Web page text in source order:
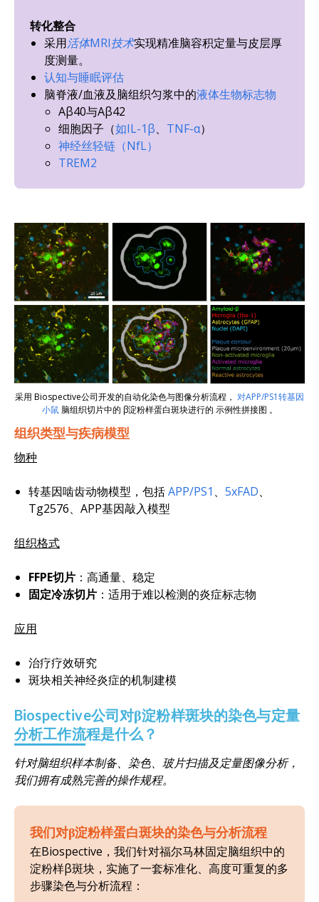
转化整合
采用活体MRI技术实现精准脑容积定量与皮层厚
度测量。
认知与睡眠评估
脑脊液/血液及脑组织匀浆中的液体生物标志物
Aβ40与Aβ42
细胞因子（如IL-1β、 TNF-α）
神经丝轻链（NfL）
TREM2
采用 Biospective公司开发的自动化染色与图像分析流程， 对APP/PS1转基因
小鼠 脑组织切片中的 β淀粉样蛋白斑块进行的 示例性拼接图 。
组织类型与疾病模型
物种
转基因啮齿动物模型，包括APP/PS1 、 5xFAD、
Tg2576、APP基因敲入模型
组织格式
FFPE切片 ：高通量、稳定
固定冷冻切片 ：适用于难以检测的炎症标志物
应用
治疗疗效研究
斑块相关神经炎症的机制建模
Biospective公司对β淀粉样斑块的染色与定量
分析工作流程是什么？
针对脑组织样本制备、染色、玻片扫描及定量图像分析，
我们拥有成熟完善的操作规程。
我们对β淀粉样蛋白斑块的染色与分析流程
在Biospective，我们针对福尔马林固定脑组织中的
淀粉样β斑块，实施了一套标准化、高度可重复的多
步骤染色与分析流程：